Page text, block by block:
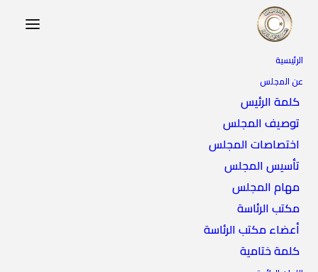
الرئيسية
عن المجلس
كلمة الرئيس
توصيف المجلس
اختصاصات المجلس
تأسيس المجلس
مهام المجلس
مكتب الرئاسة
أعضاء مكتب الرئاسة
كلمة ختامية
مجلس الأمن